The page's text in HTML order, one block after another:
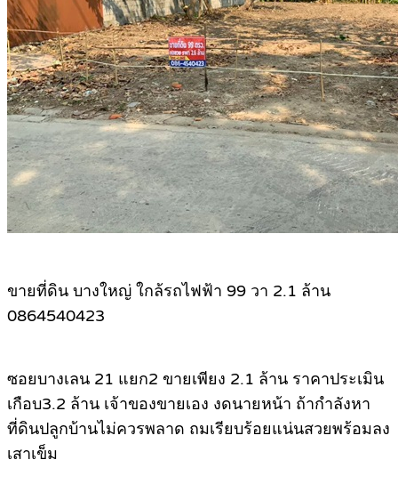
ขายที่ดิน บางใหญ่ ใกล้รถไฟฟ้า 99 วา 2.1 ล้าน
0864540423
ซอยบางเลน 21 แยก2 ขายเพียง 2.1 ล้าน ราคาประเมิน
เกือบ3.2 ล้าน เจ้าของขายเอง งดนายหน้า ถ้ากำลังหา
ที่ดินปลูกบ้านไม่ควรพลาด ถมเรียบร้อยแน่นสวยพร้อมลง
เสาเข็ม